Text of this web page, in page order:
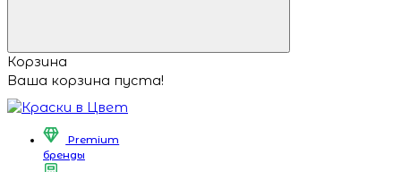
Корзина
Ваша корзина пуста!
Premium
бренды